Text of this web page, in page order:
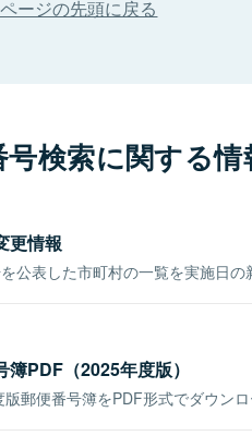
ージの先頭に戻る
号検索に関する情
更情報
公表した市町村の一覧を実施日の
簿PDF（2025年度版）
郵便番号簿をPDF形式でダウンロ